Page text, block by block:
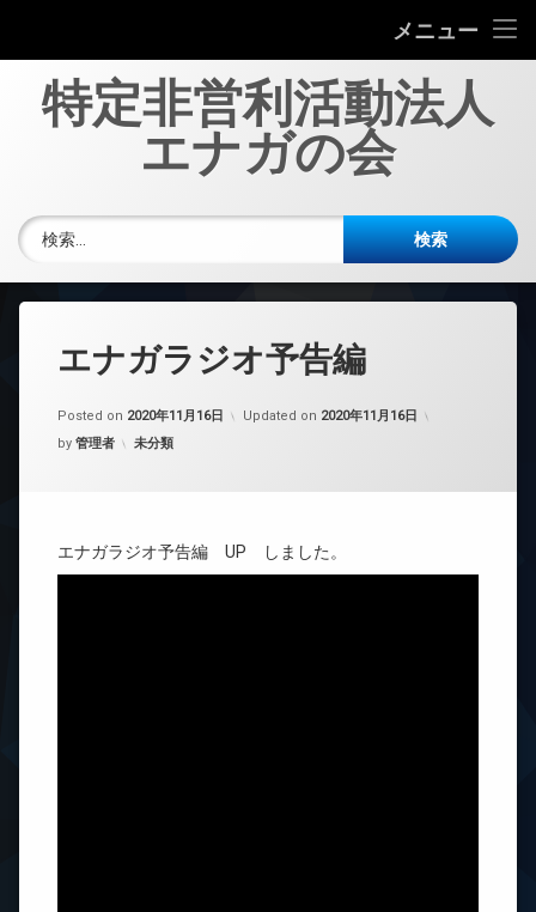
メニュー
投稿一覧
多職種協働の劇について
特定非営利活動法人
エナガの会
電話番号:
エナガラジオ予告編
Posted on 2020年11月16日 Updated on 2020年11月16日
by 管理者 カテゴリー:
未分類
エナガラジオ予告編 UP しました。